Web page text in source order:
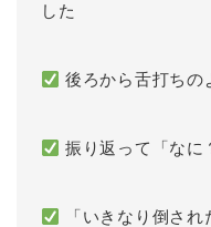
した
後ろから舌打ちの
振り返って「なに
「いきなり倒さ